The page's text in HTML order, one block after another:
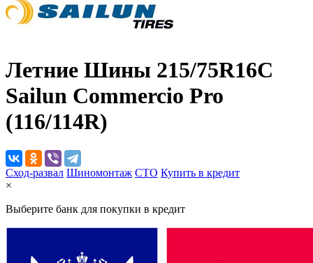
Летние Шины 215/75R16C
Sailun Commercio Pro
(116/114R)
Сход-развал Шиномонтаж CTO Купить в кредит
×
Выберите банк для покупки в кредит